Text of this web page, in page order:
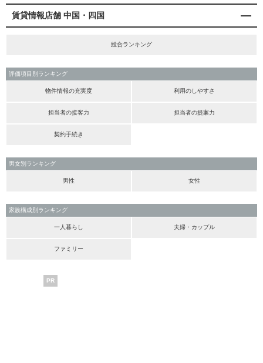
賃貸情報店舗 中国・四国
総合ランキング
評価項目別ランキング
物件情報の充実度 利用のしやすさ
担当者の接客力 担当者の提案力
契約手続き
男女別ランキング
男性 女性
家族構成別ランキング
一人暮らし 夫婦・カップル
ファミリー
PR